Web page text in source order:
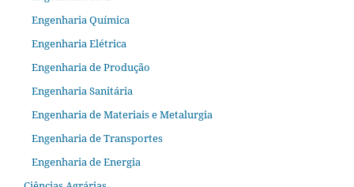
Engenharia Química
Engenharia Elétrica
Engenharia de Produção
Engenharia Sanitária
Engenharia de Materiais e Metalurgia
Engenharia de Transportes
Engenharia de Energia